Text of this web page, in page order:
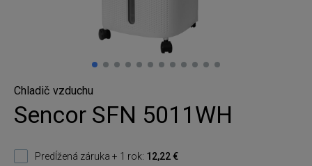
Chladič vzduchu
Sencor SFN 5011WH
Predĺžená záruka + 1 rok: 12,22 €